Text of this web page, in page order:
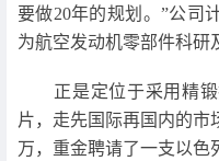
要做20年的规划。”公司
为航空发动机零部件科研
正是定位于采用精锻
片，走先国际再国内的市
万，重金聘请了一支以色